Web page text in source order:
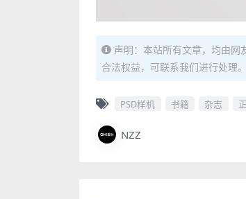
声明：本站所有文章，均由网
合法权益，可联系我们进行处理。
PSD样机 书籍 杂志
NZZ